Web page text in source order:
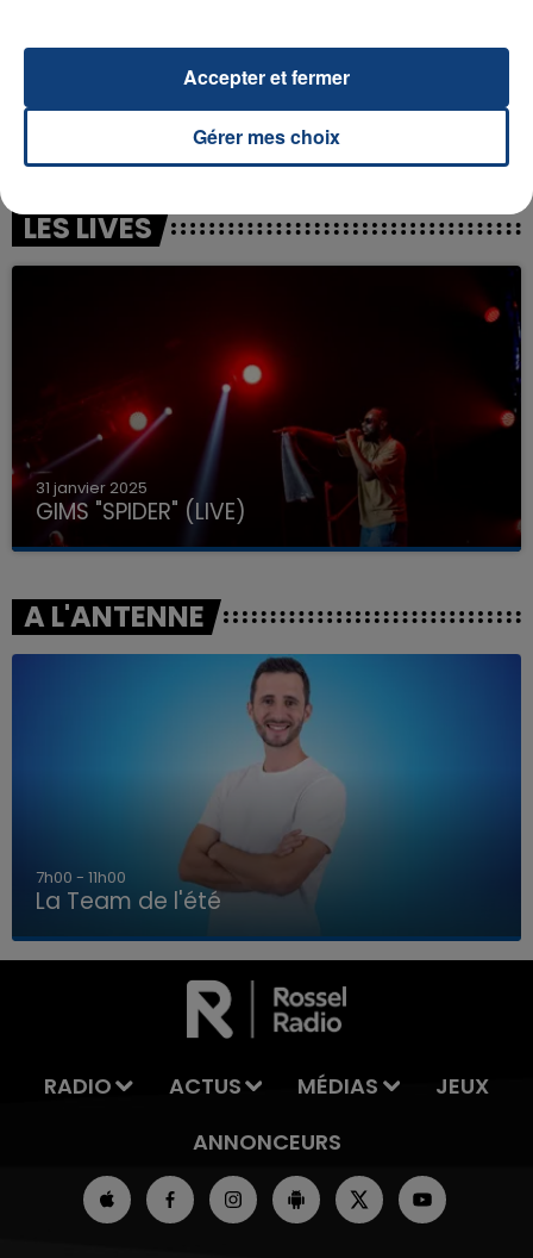
LA TEAM DE L'ÉTÉ
Cake By The Ocean What You Want
LES LIVES
31 janvier 2025
GIMS "SPIDER" (LIVE)
A L'ANTENNE
7h00 - 11h00
La Team de l'été
RADIO ACTUS MÉDIAS
JEUX
ANNONCEURS
Gérer mes choix
Accepter et fermer